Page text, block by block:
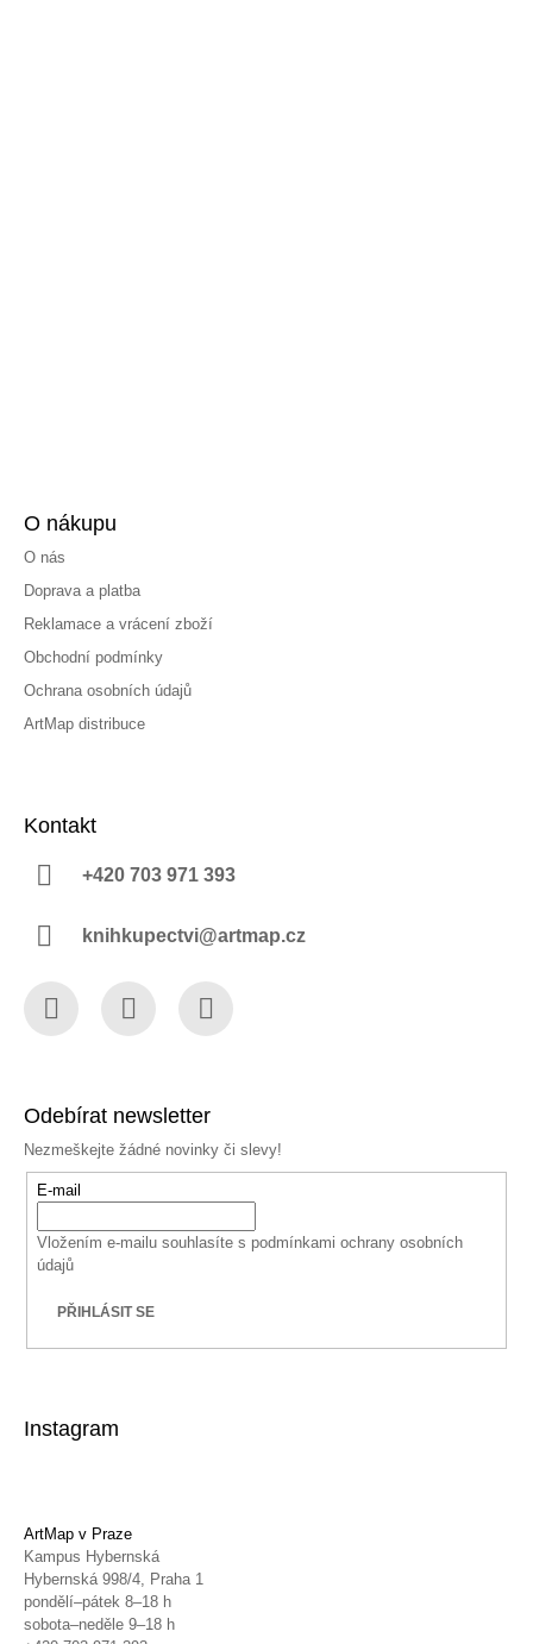
O nákupu
O nás
Doprava a platba
Reklamace a vrácení zboží
Obchodní podmínky
Ochrana osobních údajů
ArtMap distribuce
Kontakt
+420 703 971 393
knihkupectvi@artmap.cz
Odebírat newsletter
Nezmeškejte žádné novinky či slevy!
E-mail
Vložením e-mailu souhlasíte s podmínkami ochrany osobních
údajů
PŘIHLÁSIT SE
Instagram
ArtMap v Praze
Kampus Hybernská
Hybernská 998/4, Praha 1
pondělí–pátek 8–18 h
sobota–neděle 9–18 h